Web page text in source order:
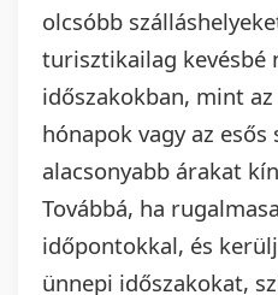
olcsóbb
turisztikailag kevésbé
időszakokban, mint
hónapok vagy az esős
alacsonyabb árakat
Továbbá, ha
időpontokkal, és
ünnepi időszakokat,